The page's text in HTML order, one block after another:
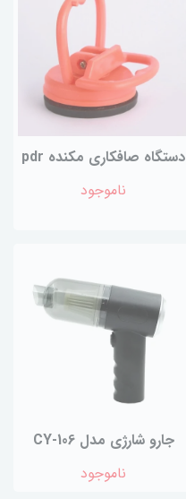
دستگاه صافکاری مکنده pdr
ناموجود
جارو شارژی مدل CY-106
ناموجود